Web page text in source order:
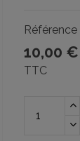
Référence
10,00 €
TTC